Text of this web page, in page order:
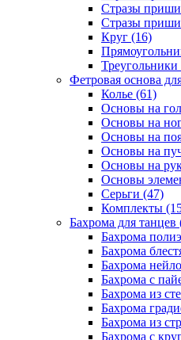
Стразы
Стразы
Круг (16)
Треугольники
Фетровая основа
Колье (61)
Основы на
Основы на
Основы на
Основы на
Основы на
Основы
Серьги (47)
Комплекты
Бахрома для танцев
Бахрома
Бахрома
Бахрома
Бахрома с
Бахрома из
Бахрома
Бахрома из
Бахрома с